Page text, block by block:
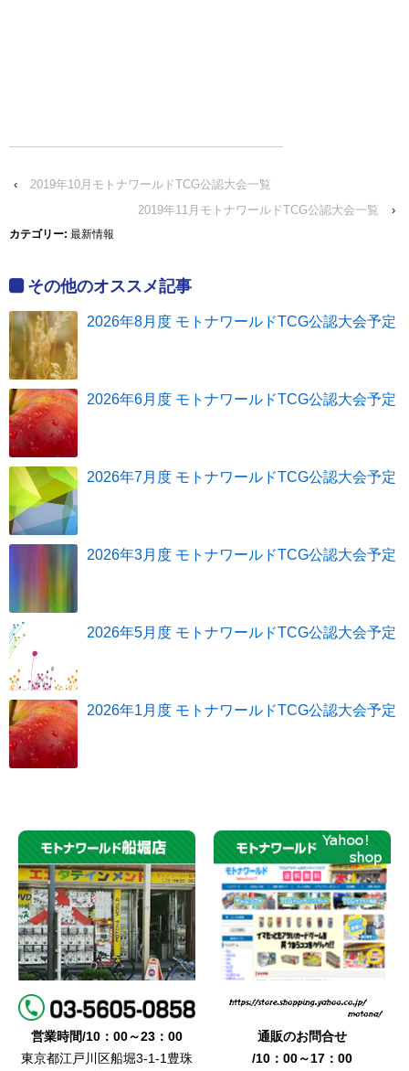
‹
2019年10月モトナワールドTCG公認大会一覧
2019年11月モトナワールドTCG公認大会一覧
›
カテゴリー: 最新情報
その他のオススメ記事
2026年8月度 モトナワールドTCG公認大会予定
2026年6月度 モトナワールドTCG公認大会予定
2026年7月度 モトナワールドTCG公認大会予定
2026年3月度 モトナワールドTCG公認大会予定
2026年5月度 モトナワールドTCG公認大会予定
2026年1月度 モトナワールドTCG公認大会予定
営業時間/10：00～23：00
東京都江戸川区船堀3-1-1豊珠
通販のお問合せ
/10：00～17：00